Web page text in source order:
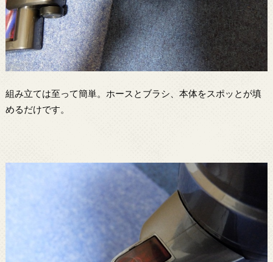
組み立ては至って簡単。ホースとブラシ、本体をスポッとが填
めるだけです。